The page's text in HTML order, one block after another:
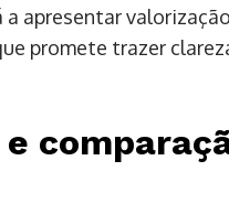
apresentar
promete trazer